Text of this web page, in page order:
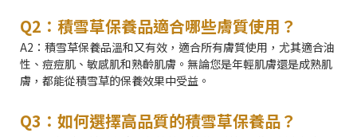
Q2：積雪草保養品適合哪些膚質使用？
A2：積雪草保養品溫和又有效，適合所有膚質使用，尤其適合油
性、痘痘肌、敏感肌和熟齡肌膚。無論您是年輕肌膚還是成熟肌
膚，都能從積雪草的保養效果中受益。
Q3：如何選擇高品質的積雪草保養品？